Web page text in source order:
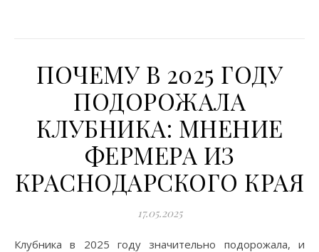
ПОЧЕМУ В 2025 ГОДУ
ПОДОРОЖАЛА
КЛУБНИКА: МНЕНИЕ
ФЕРМЕРА ИЗ
КРАСНОДАРСКОГО КРАЯ
17.05.2025
Клубника в 2025 году значительно подорожала, и